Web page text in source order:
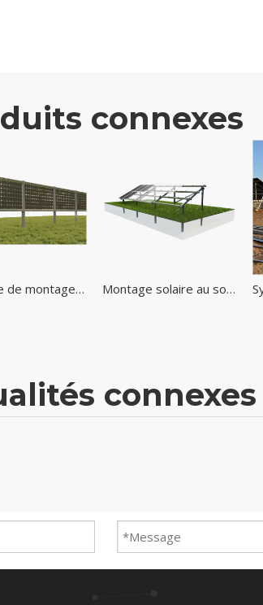
connexes
Structure de montage au sol solaire Système de panneaux solaires verticaux Montage solaire au sol avec système de panneaux solaires de support en acier à canal C
connexes